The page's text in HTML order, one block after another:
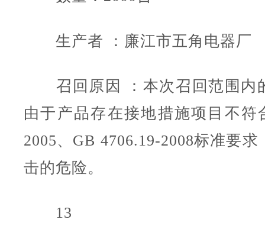
生产者 ：廉江市五角电器厂
召回原因 ：本次召回范围内
由于产品存在接地措施项目不符
2005、GB 4706.19-2008标准要
击的危险。
13